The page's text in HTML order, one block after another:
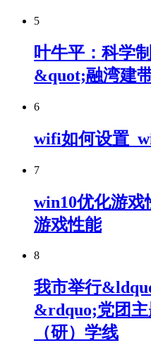
5
叶牛平：科学
&quot;融湾建
6
wifi如何设置
7
win10优化游戏
游戏性能
8
我市举行
&rdquo;党团
（研）学线